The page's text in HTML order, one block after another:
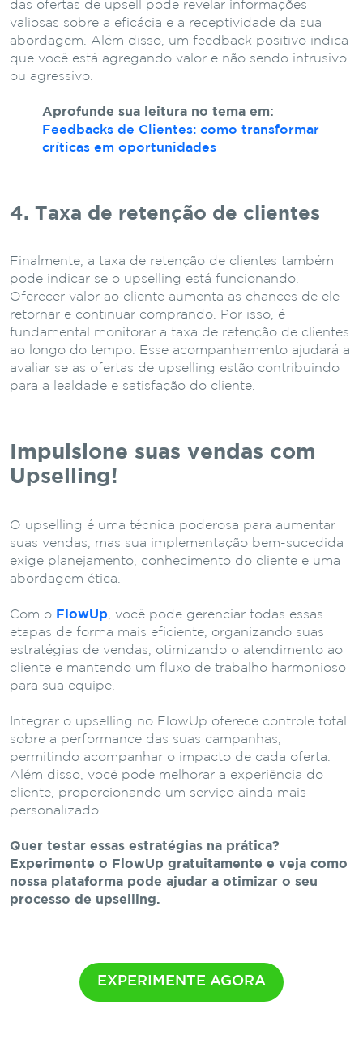
das ofertas de upsell pode revelar informações
valiosas sobre a eficácia e a receptividade da sua
abordagem. Além disso, um feedback positivo indica
que você está agregando valor e não sendo intrusivo
ou agressivo.
Aprofunde sua leitura no tema em:
Feedbacks de Clientes: como transformar
críticas em oportunidades
4. Taxa de retenção de clientes
Finalmente, a taxa de retenção de clientes também
pode indicar se o upselling está funcionando.
Oferecer valor ao cliente aumenta as chances de ele
retornar e continuar comprando. Por isso, é
fundamental monitorar a taxa de retenção de clientes
ao longo do tempo. Esse acompanhamento ajudará a
avaliar se as ofertas de upselling estão contribuindo
para a lealdade e satisfação do cliente.
Impulsione suas vendas com
Upselling!
O upselling é uma técnica poderosa para aumentar
suas vendas, mas sua implementação bem-sucedida
exige planejamento, conhecimento do cliente e uma
abordagem ética.
Com o FlowUp , você pode gerenciar todas essas
etapas de forma mais eficiente, organizando suas
estratégias de vendas, otimizando o atendimento ao
cliente e mantendo um fluxo de trabalho harmonioso
para sua equipe.
Integrar o upselling no FlowUp oferece controle total
sobre a performance das suas campanhas,
permitindo acompanhar o impacto de cada oferta.
Além disso, você pode melhorar a experiência do
cliente, proporcionando um serviço ainda mais
personalizado.
Quer testar essas estratégias na prática?
Experimente o FlowUp gratuitamente e veja como
nossa plataforma pode ajudar a otimizar o seu
processo de upselling.
EXPERIMENTE AGORA